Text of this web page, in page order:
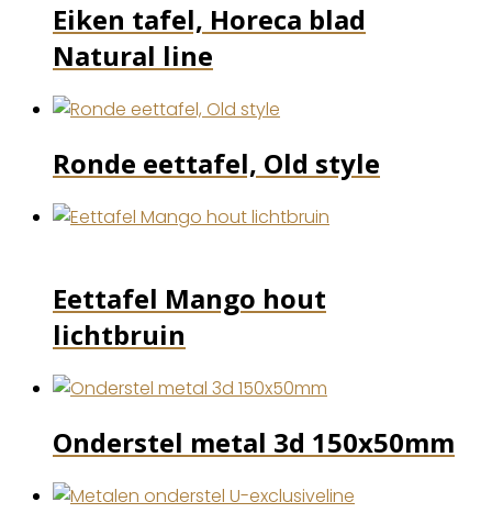
Eiken tafel, Horeca blad
Natural line
Ronde eettafel, Old style
Eettafel Mango hout
lichtbruin
Onderstel metal 3d 150x50mm